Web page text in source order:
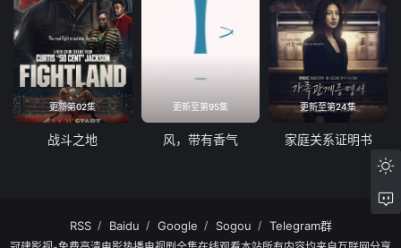
更新第02集
战斗之地
更新至第95集
风，带有香气
更新至第24集
家庭关系证明书
RSS Baidu Google Sogou Telegram群